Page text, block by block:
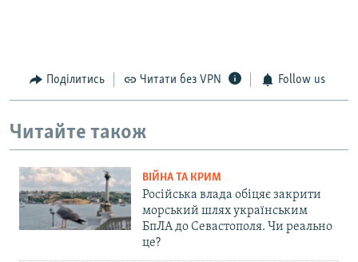
Поділитись Читати без VPN Follow us
Читайте також
ВІЙНА ТА КРИМ
Російська влада обіцяє закрити
морський шлях українським
БпЛА до Севастополя. Чи реально
це?